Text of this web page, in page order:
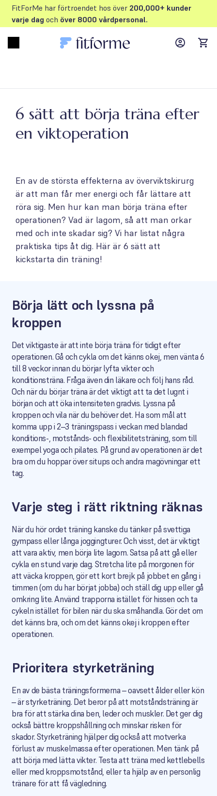
FitForMe har förtroendet hos över 200,000+ kunder
varje dag och över 8000 vårdpersonal.
MyFFM
6 sätt att börja träna efter
en viktoperation
En av de största effekterna av överviktskirurg
är att man får mer energi och får lättare att
röra sig. Men hur kan man börja träna efter
operationen? Vad är lagom, så att man orkar
med och inte skadar sig? Vi har listat några
praktiska tips åt dig. Här är 6 sätt att
kickstarta din träning!
Börja lätt och lyssna på
kroppen
Det viktigaste är att inte börja träna för tidigt efter
operationen. Gå och cykla om det känns okej, men vänta 6
till 8 veckor innan du börjar lyfta vikter och
konditionsträna. Fråga även din läkare och följ hans råd.
Och när du börjar träna är det viktigt att ta det lugnt i
början och att öka intensiteten gradvis. Lyssna på
kroppen och vila när du behöver det. Ha som mål att
komma upp i 2–3 träningspass i veckan med blandad
konditions-, motstånds- och flexibilitetsträning, som till
exempel yoga och pilates. På grund av operationen är det
bra om du hoppar över situps och andra magövningar ett
tag.
Varje steg i rätt riktning räknas
När du hör ordet träning kanske du tänker på svettiga
gympass eller långa joggingturer. Och visst, det är viktigt
att vara aktiv, men börja lite lagom. Satsa på att gå eller
cykla en stund varje dag. Stretcha lite på morgonen för
att väcka kroppen, gör ett kort brejk på jobbet en gång i
timmen (om du har börjat jobba) och ställ dig upp eller gå
omkring lite. Använd trapporna istället för hissen och ta
cykeln istället för bilen när du ska småhandla. Gör det om
det känns bra, och om det känns okej i kroppen efter
operationen.
Prioritera styrketräning
En av de bästa träningsformerna – oavsett ålder eller kön
– är styrketräning. Det beror på att motståndsträning är
bra för att stärka dina ben, leder och muskler. Det ger dig
också bättre kroppshållning och minskar risken för
skador. Styrketräning hjälper dig också att motverka
förlust av muskelmassa efter operationen. Men tänk på
att börja med lätta vikter. Testa att träna med kettlebells
eller med kroppsmotstånd, eller ta hjälp av en personlig
tränare för att få vägledning.